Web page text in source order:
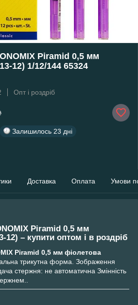
Piramid 0,5 мм
12) 1/12/144 65324
Опт і роздріб
Залишилось 23 дні
Доставка Оплата Умови
Piramid 0,5 мм
12) – купити оптом і в роздріб
Piramid 0,5 мм фіолетова
трикутна форма. Зображення
стержня: не автоматична Змінність